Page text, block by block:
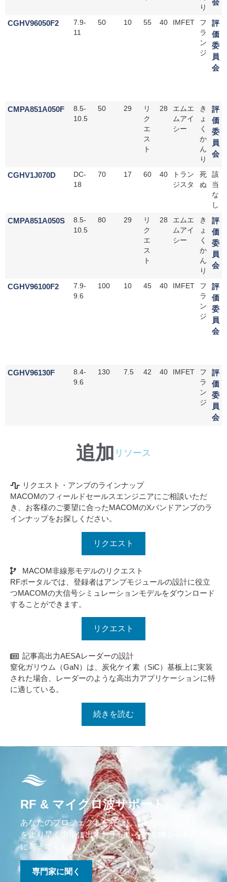
り
会
CGHV96050F2
7.9-
11
50 10 55 40 IMFET
フ
ラ
ン
ジ
評
価
委
員
会
CMPA851A050F
8.5-
10.5
50 29
リ
ク
エ
ス
ト
28
エムエ
ムアイ
シー
き
ょ
く
か
ん
り
評
価
委
員
会
CGHV1J070D
DC-
18
70 17 60 40
トラン
ジスタ
死
ぬ
該
当
な
し
CMPA851A050S
8.5-
10.5
80 29
リ
ク
エ
ス
ト
28
エムエ
ムアイ
シー
き
ょ
く
か
ん
り
評
価
委
員
会
CGHV96100F2
7.9-
9.6
100 10 45 40 IMFET
フ
ラ
ン
ジ
評
価
委
員
会
CGHV96130F
8.4-
9.6
130 7.5 42 40 IMFET
フ
ラ
ン
ジ
評
価
委
員
会
追加 リソース
リクエスト・アンプのラインナップ
MACOMのフィールドセールスエンジニアにご相談いただ
き、お客様のご要望に合ったMACOMのXバンドアンプのラ
インナップをお探しください。
リクエスト
MACOM非線形モデルのリクエスト
RFポータルでは、登録者はアンプモジュールの設計に役立
つMACOMの大信号シミュレーションモデルをダウンロード
することができます。
リクエスト
記事高出力AESAレーダーの設計
窒化ガリウム（GaN）は、炭化ケイ素（SiC）基板上に実装
された場合、レーダーのような高出力アプリケーションに特
に適している。
続きを読む
RF & マイクロ波サポート
あなたのプロジェクトを評価し、あなたのビジョン
をより早く市場に出すお手伝いをする機会を私たち
に与えてください。
専門家に聞く